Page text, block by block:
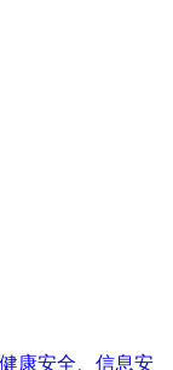
康安全、信息安